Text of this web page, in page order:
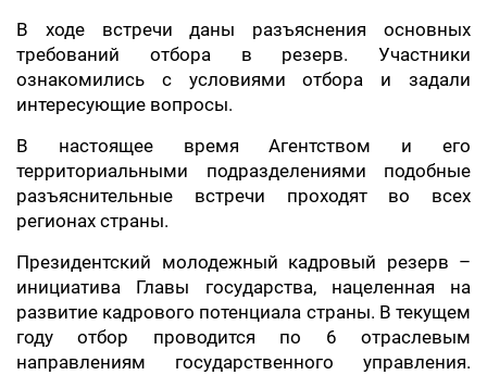
В ходе встречи даны разъяснения основных
требований отбора в резерв. Участники
ознакомились с условиями отбора и задали
интересующие вопросы.
В настоящее время Агентством и его
территориальными подразделениями подобные
разъяснительные встречи проходят во всех
регионах страны.
Президентский молодежный кадровый резерв –
инициатива Главы государства, нацеленная на
развитие кадрового потенциала страны. В текущем
году отбор проводится по 6 отраслевым
направлениям государственного управления.